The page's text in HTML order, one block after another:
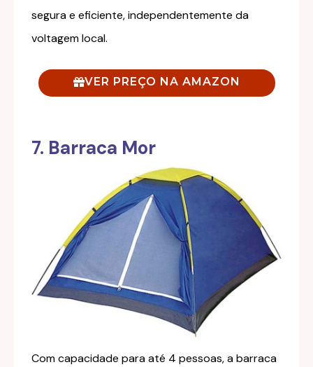
segura e eficiente, independentemente da
voltagem local.
VER PREÇO NA AMAZON
7. Barraca Mor
Com capacidade para até 4 pessoas, a barraca